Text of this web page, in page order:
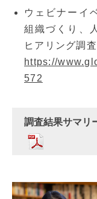
ウェビナーイ
組織づくり、
ヒアリング調
https://
572
調査結果サマリ